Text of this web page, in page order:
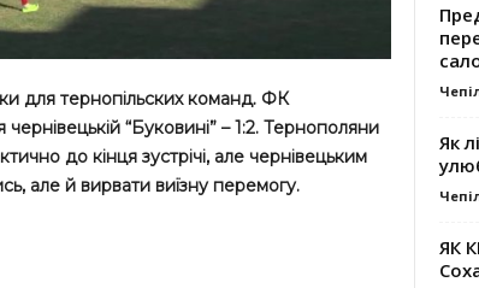
для тернопільских команд. ФК
“Буковині” – 1:2. Тернополяни
до кінця зустрічі, але чернівецьким
але й вирвати виїзну перемогу.
Як
ЯК